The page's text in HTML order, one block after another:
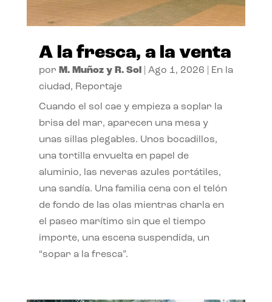
A la fresca, a la venta
por M. Muñoz y R. Sol| Ago 1, 2026
En la
ciudad, Reportaje
Cuando el sol cae y empieza a soplar la
brisa del mar, aparecen una mesa y
unas sillas plegables. Unos bocadillos,
una tortilla envuelta en papel de
aluminio, las neveras azules portátiles,
una sandía. Una familia cena con el telón
de fondo de las olas mientras charla en
el paseo marítimo sin que el tiempo
importe, una escena suspendida, un
“sopar a la fresca”.